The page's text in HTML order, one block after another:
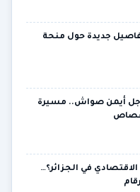
جديدة حول منحة
أيمن صواش.. مسيرة
في الجزائر؟…